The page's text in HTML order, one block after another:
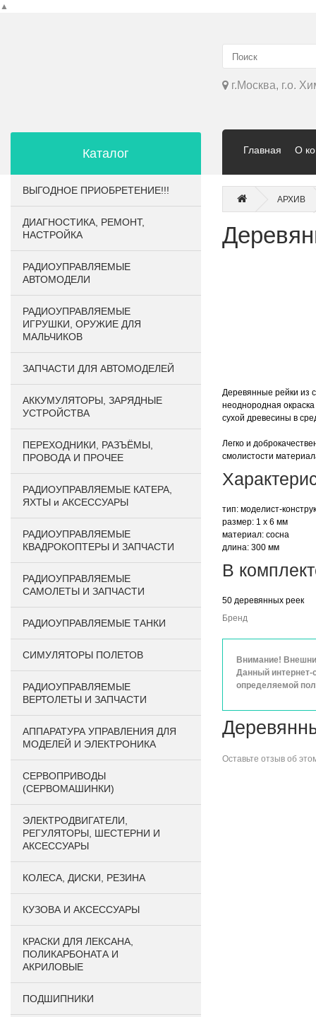
▲
г.Москва, г.о.
Главная О
Каталог
ВЫГОДНОЕ ПРИОБРЕТЕНИЕ!!!
ДИАГНОСТИКА, РЕМОНТ,
НАСТРОЙКА
РАДИОУПРАВЛЯЕМЫЕ
АВТОМОДЕЛИ
РАДИОУПРАВЛЯЕМЫЕ
ИГРУШКИ, ОРУЖИЕ ДЛЯ
МАЛЬЧИКОВ
ЗАПЧАСТИ ДЛЯ АВТОМОДЕЛЕЙ
АККУМУЛЯТОРЫ, ЗАРЯДНЫЕ
УСТРОЙСТВА
ПЕРЕХОДНИКИ, РАЗЪЁМЫ,
ПРОВОДА И ПРОЧЕЕ
РАДИОУПРАВЛЯЕМЫЕ КАТЕРА,
ЯХТЫ и АКСЕССУАРЫ
РАДИОУПРАВЛЯЕМЫЕ
КВАДРОКОПТЕРЫ И ЗАПЧАСТИ
РАДИОУПРАВЛЯЕМЫЕ
САМОЛЕТЫ И ЗАПЧАСТИ
РАДИОУПРАВЛЯЕМЫЕ ТАНКИ
СИМУЛЯТОРЫ ПОЛЕТОВ
РАДИОУПРАВЛЯЕМЫЕ
ВЕРТОЛЕТЫ И ЗАПЧАСТИ
АППАРАТУРА УПРАВЛЕНИЯ ДЛЯ
МОДЕЛЕЙ И ЭЛЕКТРОНИКА
СЕРВОПРИВОДЫ
(СЕРВОМАШИНКИ)
ЭЛЕКТРОДВИГАТЕЛИ,
РЕГУЛЯТОРЫ, ШЕСТЕРНИ И
АКСЕССУАРЫ
КОЛЕСА, ДИСКИ, РЕЗИНА
КУЗОВА И АКСЕССУАРЫ
КРАСКИ ДЛЯ ЛЕКСАНА,
ПОЛИКАРБОНАТА И
АКРИЛОВЫЕ
ПОДШИПНИКИ
АРХИВ
Деревянные рейки из
неоднородная
сухой древесины в
Легко и
смолистости
тип: моделист-
размер: 1 х 6 мм
материал: сосна
длина: 300 мм
В
50 деревянных реек
Бренд
Внимание!
Данный интернет-
определяемой
Оставьте отзыв об